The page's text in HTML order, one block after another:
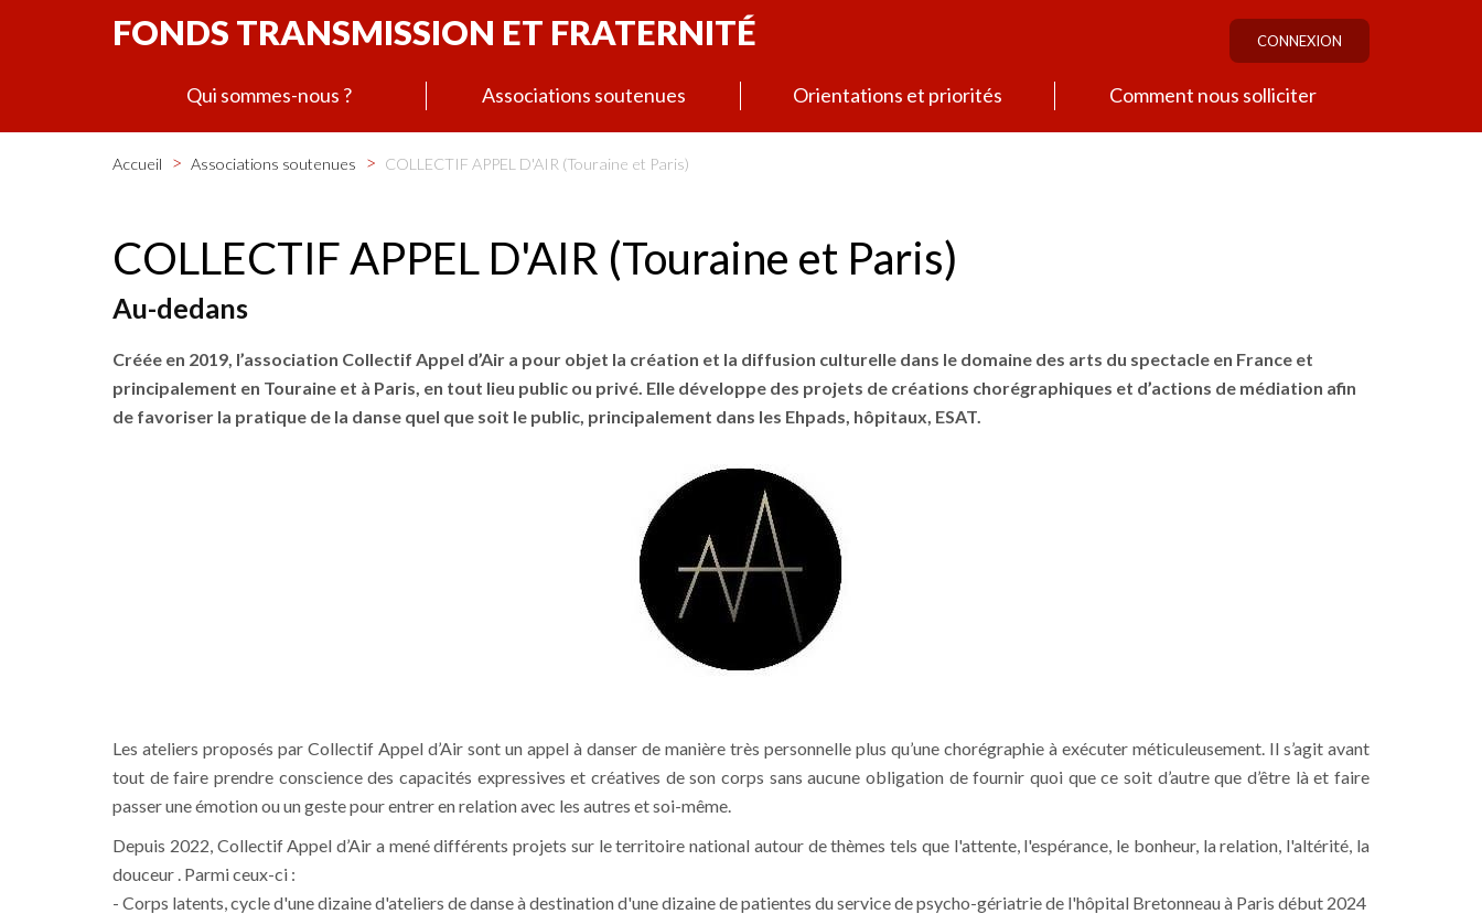
FONDS TRANSMISSION ET FRATERNITÉ CONNEXION
Qui sommes-nous ? Associations soutenues Orientations et priorités Comment nous solliciter
Accueil > Associations soutenues > COLLECTIF APPEL D'AIR (Touraine et Paris)
COLLECTIF APPEL D'AIR (Touraine et Paris)
Au-dedans
Créée en 2019, l’association Collectif Appel d’Air a pour objet la création et la diffusion culturelle dans le domaine des arts du spectacle en France et
principalement en Touraine et à Paris, en tout lieu public ou privé. Elle développe des projets de créations chorégraphiques et d’actions de médiation afin
de favoriser la pratique de la danse quel que soit le public, principalement dans les Ehpads, hôpitaux, ESAT.
Les ateliers proposés par Collectif Appel d’Air sont un appel à danser de manière très personnelle plus qu’une chorégraphie à exécuter méticuleusement. Il s’agit avant
tout de faire prendre conscience des capacités expressives et créatives de son corps sans aucune obligation de fournir quoi que ce soit d’autre que d’être là et faire
passer une émotion ou un geste pour entrer en relation avec les autres et soi-même.
Depuis 2022, Collectif Appel d’Air a mené différents projets sur le territoire national autour de thèmes tels que l'attente, l'espérance, le bonheur, la relation, l'altérité, la
douceur . Parmi ceux-ci :
- Corps latents, cycle d'une dizaine d'ateliers de danse à destination d'une dizaine de patientes du service de psycho-gériatrie de l'hôpital Bretonneau à Paris début 2024